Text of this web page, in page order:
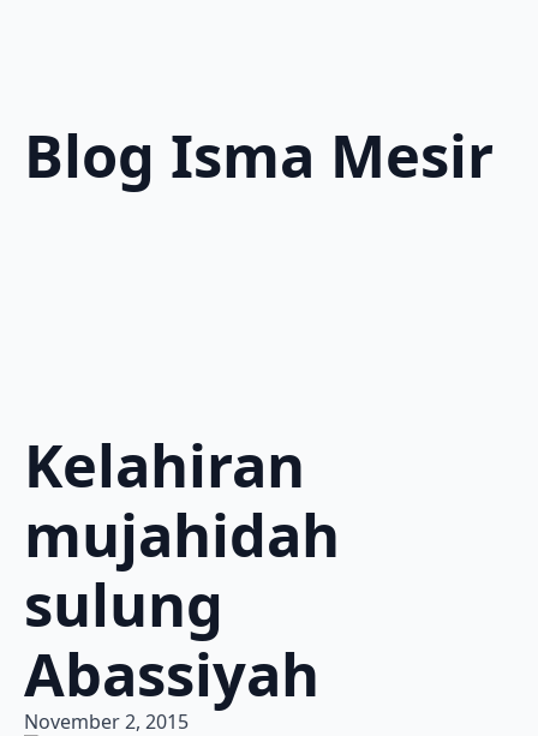
Blog Isma Mesir
Kelahiran
mujahidah
sulung
Abassiyah
November 2, 2015